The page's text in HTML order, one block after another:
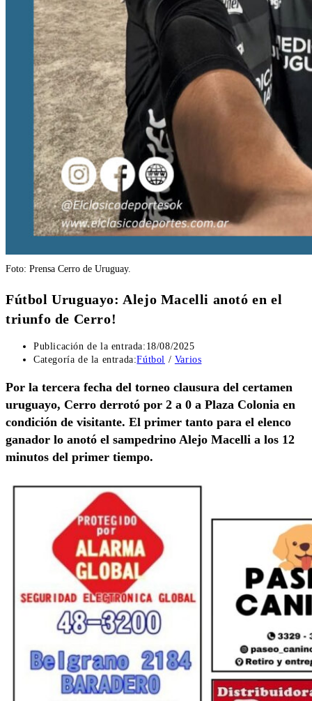
Foto: Prensa Cerro de Uruguay.
Fútbol Uruguayo: Alejo Macelli anotó en el
triunfo de Cerro!
Publicación de la entrada: 18/08/2025
Categoría de la entrada:Fútbol / Varios
Por la tercera fecha del torneo clausura del certamen
uruguayo, Cerro derrotó por 2 a 0 a Plaza Colonia en
condición de visitante. El primer tanto para el elenco
ganador lo anotó el sampedrino Alejo Macelli a los 12
minutos del primer tiempo.